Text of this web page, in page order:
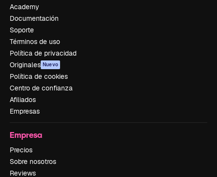
Academy
Documentación
Soporte
Términos de uso
Política de privacidad
Originales Nuevo
Política de cookies
Centro de confianza
Afiliados
Empresas
Empresa
Precios
Sobre nosotros
Reviews